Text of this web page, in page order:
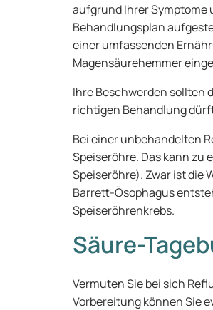
aufgrund Ihrer
Behandlungsplan
einer umfassenden
Magensäurehemmer
Ihre Beschwerden sollten
richtigen Behandlung
Bei einer unbehandelten
Speiseröhre. Das kann
Speiseröhre). Zwar ist die
Barrett-Ösophagus
Speiseröhrenkrebs.
Säure-
Vermuten Sie bei sich
Vorbereitung können Sie